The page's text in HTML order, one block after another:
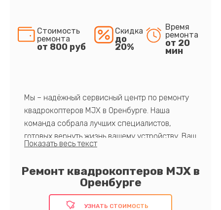
Ремонт квадрокоптеров MJX в
Оренбурге
Стоимость
ремонта
от 800 руб
Скидка
до
20%
Время
ремонта
от 20
мин
Мы – надёжный сервисный центр по ремонту
квадрокоптеров MJX в Оренбурге. Наша
команда собрала лучших специалистов,
готовых вернуть жизнь вашему устройству. Ваш
дрон заслуживает лучшего – и мы это
Обратитесь к экспертам!
УЗНАТЬ СТОИМОСТЬ